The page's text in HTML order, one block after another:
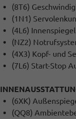
(8T6)
(1N1)
(4L6)
(NZ2)
(4X3) Kopf- und
(7L6) Start-Stop
(6XK)
(QQ8)